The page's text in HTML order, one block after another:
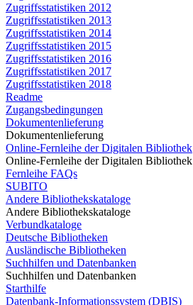
Zugriffsstatistiken 2012
Zugriffsstatistiken 2013
Zugriffsstatistiken 2014
Zugriffsstatistiken 2015
Zugriffsstatistiken 2016
Zugriffsstatistiken 2017
Zugriffsstatistiken 2018
Readme
Zugangsbedingungen
Dokumentenlieferung
Dokumentenlieferung
Online-Fernleihe der Digitalen Bibliothek
Online-Fernleihe der Digitalen Bibliothek
Fernleihe FAQs
SUBITO
Andere Bibliothekskataloge
Andere Bibliothekskataloge
Verbundkataloge
Deutsche Bibliotheken
Ausländische Bibliotheken
Suchhilfen und Datenbanken
Suchhilfen und Datenbanken
Starthilfe
Datenbank-Informationssystem (DBIS)